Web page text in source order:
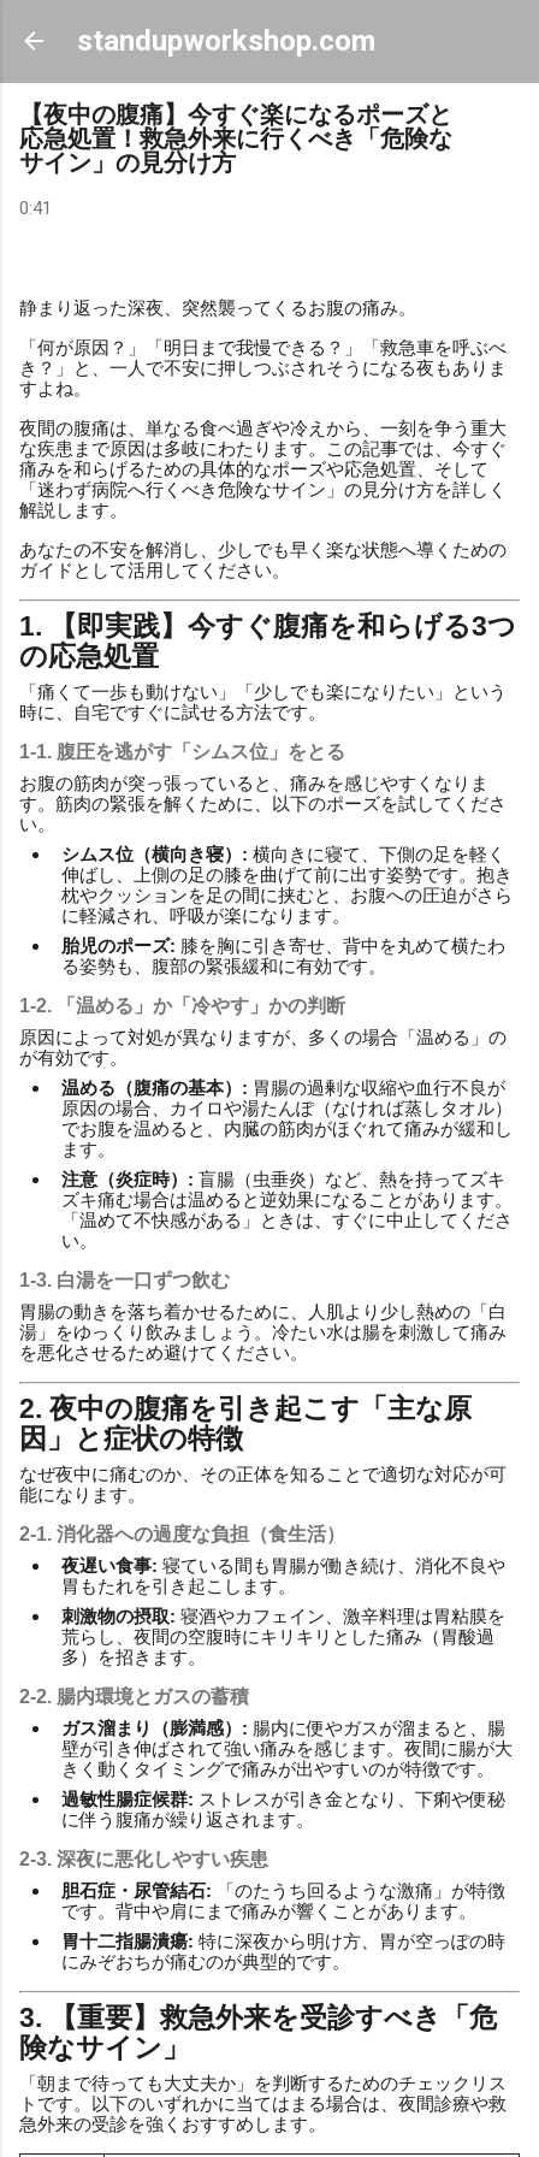
スキップしてメイン コンテンツに移動
standupworkshop.com
【夜中の腹痛】今すぐ楽になるポーズと
応急処置！救急外来に行くべき「危険な
サイン」の見分け方
0:41
静まり返った深夜、突然襲ってくるお腹の痛み。
「何が原因？」「明日まで我慢できる？」「救急車を呼ぶべ
き？」と、一人で不安に押しつぶされそうになる夜もありま
すよね。
夜間の腹痛は、単なる食べ過ぎや冷えから、一刻を争う重大
な疾患まで原因は多岐にわたります。この記事では、今すぐ
痛みを和らげるための具体的なポーズや応急処置、そして
「迷わず病院へ行くべき危険なサイン」の見分け方を詳しく
解説します。
あなたの不安を解消し、少しでも早く楽な状態へ導くための
ガイドとして活用してください。
1. 【即実践】今すぐ腹痛を和らげる3つ
の応急処置
「痛くて一歩も動けない」「少しでも楽になりたい」という
時に、自宅ですぐに試せる方法です。
1-1. 腹圧を逃がす「シムス位」をとる
お腹の筋肉が突っ張っていると、痛みを感じやすくなりま
す。筋肉の緊張を解くために、以下のポーズを試してくださ
い。
シムス位（横向き寝）: 横向きに寝て、下側の足を軽く
伸ばし、上側の足の膝を曲げて前に出す姿勢です。抱き
枕やクッションを足の間に挟むと、お腹への圧迫がさら
に軽減され、呼吸が楽になります。
胎児のポーズ: 膝を胸に引き寄せ、背中を丸めて横たわ
る姿勢も、腹部の緊張緩和に有効です。
1-2. 「温める」か「冷やす」かの判断
原因によって対処が異なりますが、多くの場合「温める」の
が有効です。
温める（腹痛の基本）: 胃腸の過剰な収縮や血行不良が
原因の場合、カイロや湯たんぽ（なければ蒸しタオル）
でお腹を温めると、内臓の筋肉がほぐれて痛みが緩和し
ます。
注意（炎症時）: 盲腸（虫垂炎）など、熱を持ってズキ
ズキ痛む場合は温めると逆効果になることがあります。
「温めて不快感がある」ときは、すぐに中止してくださ
い。
1-3. 白湯を一口ずつ飲む
胃腸の動きを落ち着かせるために、人肌より少し熱めの「白
湯」をゆっくり飲みましょう。冷たい水は腸を刺激して痛み
を悪化させるため避けてください。
2. 夜中の腹痛を引き起こす「主な原
因」と症状の特徴
なぜ夜中に痛むのか、その正体を知ることで適切な対応が可
能になります。
2-1. 消化器への過度な負担（食生活）
夜遅い食事: 寝ている間も胃腸が働き続け、消化不良や
胃もたれを引き起こします。
刺激物の摂取: 寝酒やカフェイン、激辛料理は胃粘膜を
荒らし、夜間の空腹時にキリキリとした痛み（胃酸過
多）を招きます。
2-2. 腸内環境とガスの蓄積
ガス溜まり（膨満感）: 腸内に便やガスが溜まると、腸
壁が引き伸ばされて強い痛みを感じます。夜間に腸が大
きく動くタイミングで痛みが出やすいのが特徴です。
過敏性腸症候群: ストレスが引き金となり、下痢や便秘
に伴う腹痛が繰り返されます。
2-3. 深夜に悪化しやすい疾患
胆石症・尿管結石: 「のたうち回るような激痛」が特徴
です。背中や肩にまで痛みが響くことがあります。
胃十二指腸潰瘍: 特に深夜から明け方、胃が空っぽの時
にみぞおちが痛むのが典型的です。
3. 【重要】救急外来を受診すべき「危
険なサイン」
「朝まで待っても大丈夫か」を判断するためのチェックリス
トです。以下のいずれかに当てはまる場合は、夜間診療や救
急外来の受診を強くおすすめします。